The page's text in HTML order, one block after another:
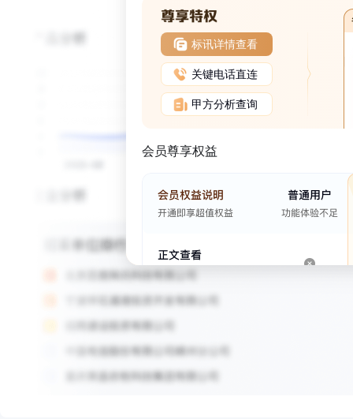
标讯详情查看
关键电话直连
甲方分析查询
会员尊享权益